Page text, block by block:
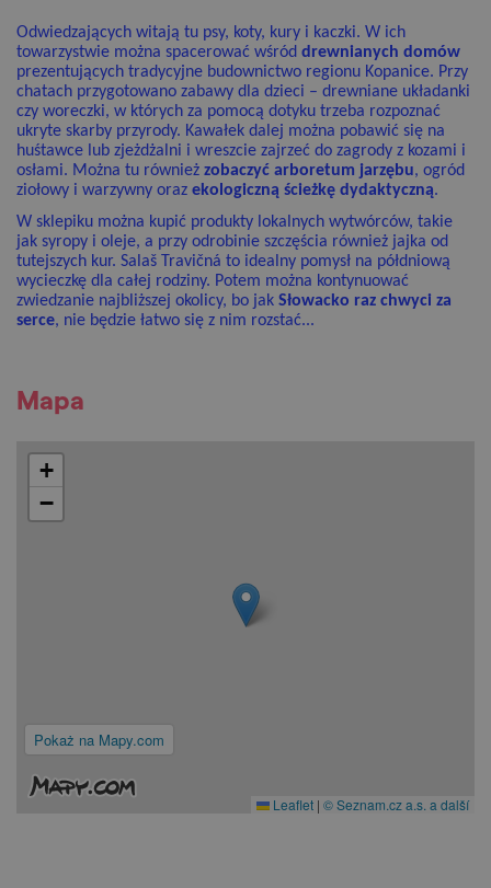
Odwiedzających witają tu psy, koty, kury i kaczki. W ich
towarzystwie można spacerować wśród drewnianych domów
prezentujących tradycyjne budownictwo regionu Kopanice. Przy
chatach przygotowano zabawy dla dzieci – drewniane układanki
czy woreczki, w których za pomocą dotyku trzeba rozpoznać
ukryte skarby przyrody. Kawałek dalej można pobawić się na
huśtawce lub zjeżdżalni i wreszcie zajrzeć do zagrody z kozami i
osłami. Można tu również zobaczyć arboretum jarzębu, ogród
ziołowy i warzywny oraz ekologiczną ścieżkę dydaktyczną.
W sklepiku można kupić produkty lokalnych wytwórców, takie
jak syropy i oleje, a przy odrobinie szczęścia również jajka od
tutejszych kur. Salaš Travičná to idealny pomysł na półdniową
wycieczkę dla całej rodziny. Potem można kontynuować
zwiedzanie najbliższej okolicy, bo jak Słowacko raz chwyci za
serce, nie będzie łatwo się z nim rozstać...
Mapa
Pokaż na Mapy.com
+
−
Leaflet | © Seznam.cz a.s. a další